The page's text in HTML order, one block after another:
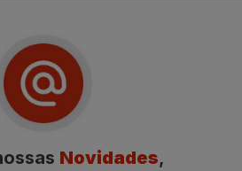
Novidades,